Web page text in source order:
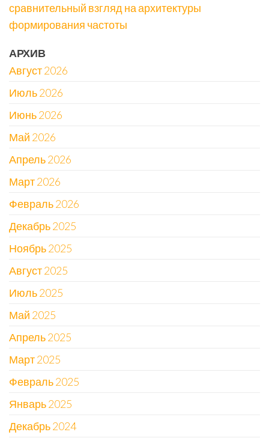
сравнительный взгляд на архитектуры
формирования частоты
АРХИВ
Август 2026
Июль 2026
Июнь 2026
Май 2026
Апрель 2026
Март 2026
Февраль 2026
Декабрь 2025
Ноябрь 2025
Август 2025
Июль 2025
Май 2025
Апрель 2025
Март 2025
Февраль 2025
Январь 2025
Декабрь 2024